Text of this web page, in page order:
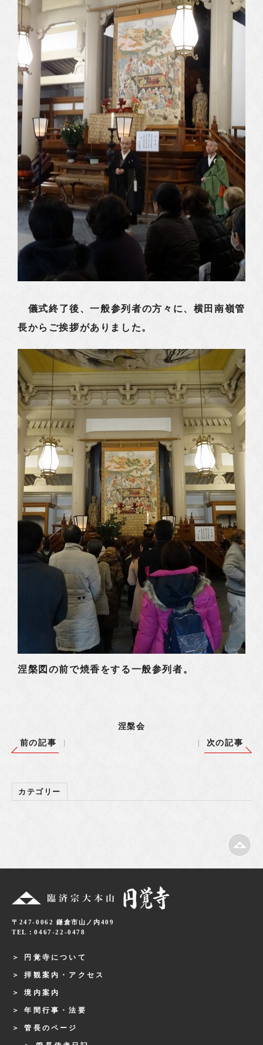
儀式終了後、一般参列者の方々に、横田南嶺管
長からご挨拶がありました。
涅槃図の前で焼香をする一般参列者。
涅槃会
前の記事
次の記事
カテゴリー
〒247-0062 鎌倉市山ノ内409
TEL：0467-22-0478
円覚寺について
拝観案内・アクセス
境内案内
年間行事・法要
管長のページ